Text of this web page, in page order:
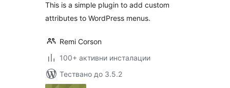
This is a simple plugin to add custom
attributes to WordPress menus.
Remi Corson
100+ активни инсталации
Тествано до 3.5.2